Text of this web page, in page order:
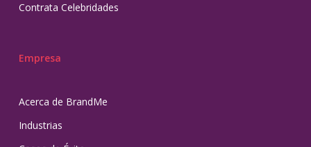
Contrata Celebridades
Empresa
Acerca de BrandMe
Industrias